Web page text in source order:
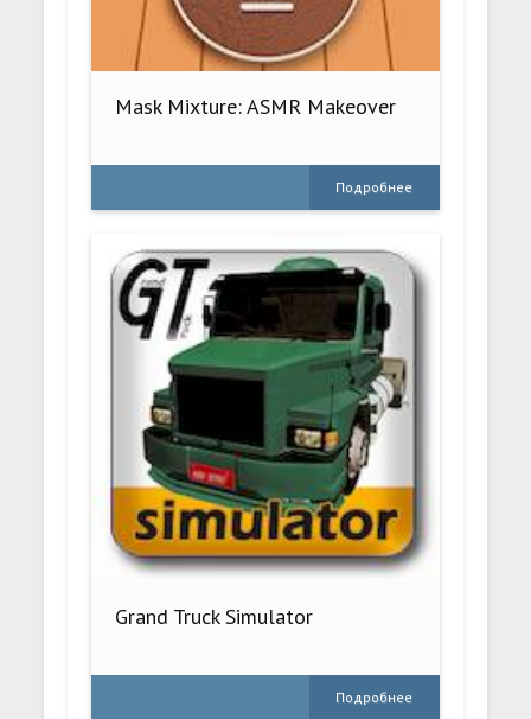
Mask Mixture: ASMR Makeover
Подробнее
Grand Truck Simulator
Подробнее